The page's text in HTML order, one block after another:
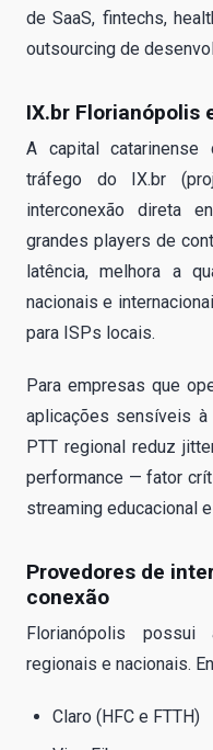
de SaaS, fintechs,
outsourcing de
IX.br Florianópolis
A capital
tráfego do IX.br
interconexão direta
grandes players de
latência, melhora a
nacionais e
para ISPs locais.
Para empresas que
aplicações sensíveis à
PTT regional reduz
performance — fator
streaming educacional
Provedores de
conexão
Florianópolis
regionais e nacionais.
Claro (HFC e FTTH)